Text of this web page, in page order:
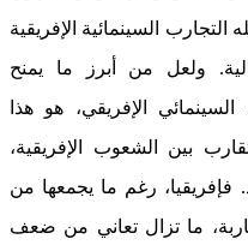
السينمائية الإفريقية
ولعل من أبرز ما يمنح
الإفريقي، هو هذا
بين الشعوب الإفريقية،
فإفريقيا، رغم ما يجمعها من
ما تزال تعاني من ضعف